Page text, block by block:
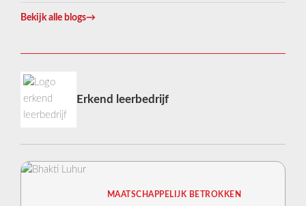
Bekijk alle blogs→
Erkend leerbedrijf
MAATSCHAPPELIJK BETROKKEN